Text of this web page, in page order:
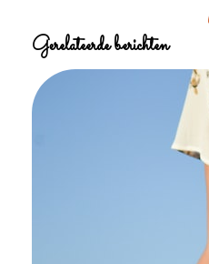
Gerelateerde berichten